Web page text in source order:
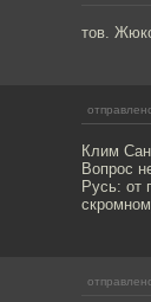
тов.
Клим
Вопрос
Русь: от